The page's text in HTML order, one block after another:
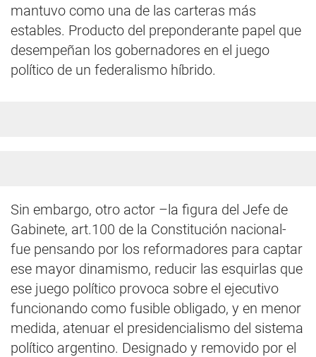
mantuvo como una de las carteras más
estables. Producto del preponderante papel que
desempeñan los gobernadores en el juego
político de un federalismo híbrido.
Sin embargo, otro actor –la figura del Jefe de
Gabinete, art.100 de la Constitución nacional-
fue pensando por los reformadores para captar
ese mayor dinamismo, reducir las esquirlas que
ese juego político provoca sobre el ejecutivo
funcionando como fusible obligado, y en menor
medida, atenuar el presidencialismo del sistema
político argentino. Designado y removido por el